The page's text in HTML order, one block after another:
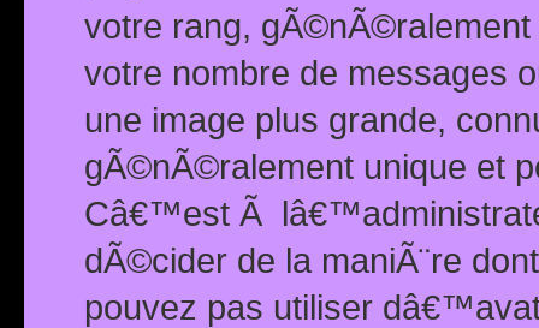
votre rang,
votre nombre de messages
une image plus grande,
gÃ©nÃ©ralement unique et
Câ€™est Ã
dÃ©cider de la maniÃ¨re
pouvez pas utiliser